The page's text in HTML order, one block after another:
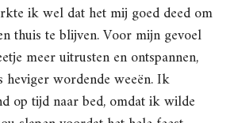
ik wel dat het mij goed deed om
thuis te blijven. Voor mijn gevoel
meer uitrusten en ontspannen,
heviger wordende weeën. Ik
op tijd naar bed, omdat ik wilde